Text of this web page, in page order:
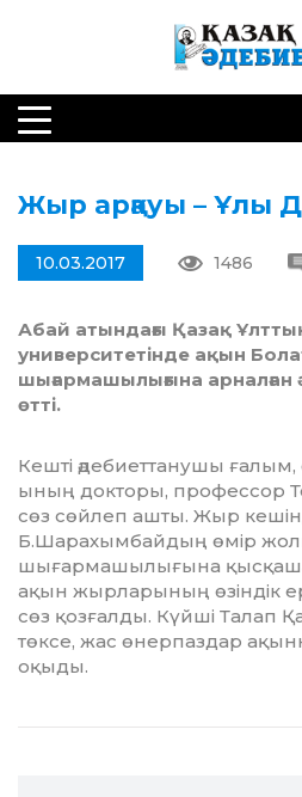
Жыр арқауы – Ұлы
10.03.2017 1486
Абай атындағы Қазақ
университетінде ақын
шығармашылығына арналған
өтті.
Кешті әдебиеттанушы
ының докторы, профессор
сөз сөй­леп ашты. Жыр
Б.Шарахым­бай­дың өмір
шығармашылығына
ақын жырларының өзіндік
сөз қозғалды. Күйші Та­лап
төксе, жас өнерпаздар
оқыды.